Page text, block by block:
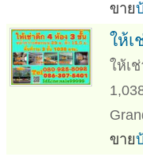
ขาย
ให้เ
ให้เ
ขาย